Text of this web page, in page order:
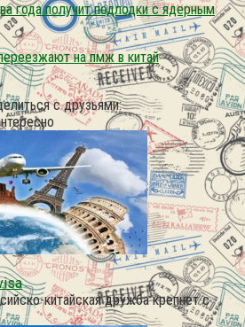
года получит подлодки с ядерным
на пмж в китай
с друзьями:
китайская дружба крепнет с